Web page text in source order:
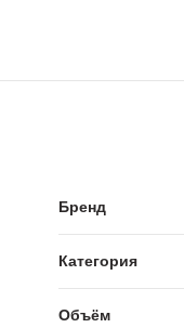
Бренд
Категория
Объём